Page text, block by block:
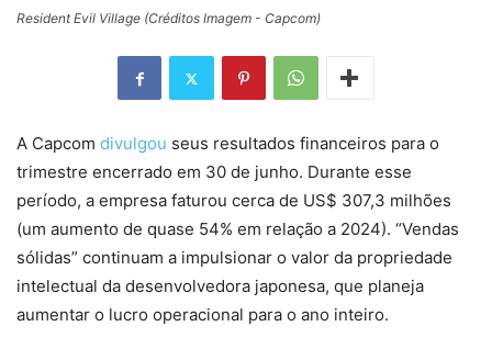
Resident Evil Village (Créditos Imagem - Capcom)
A Capcom divulgou seus resultados financeiros para o
trimestre encerrado em 30 de junho. Durante esse
período, a empresa faturou cerca de US$ 307,3 milhões
(um aumento de quase 54% em relação a 2024). “Vendas
sólidas” continuam a impulsionar o valor da propriedade
intelectual da desenvolvedora japonesa, que planeja
aumentar o lucro operacional para o ano inteiro.